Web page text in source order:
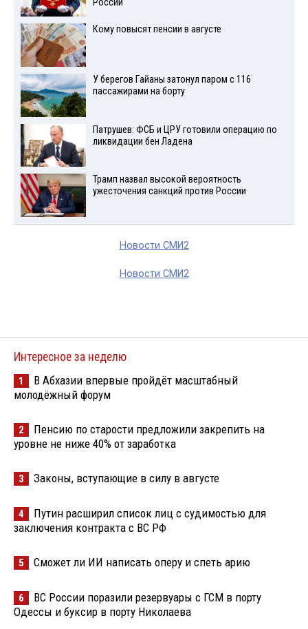
России
Кому повысят пенсии в августе
У берегов Гайаны затонул паром с 116
пассажирами на борту
Патрушев: ФСБ и ЦРУ готовили операцию по
ликвидации бен Ладена
Трамп назвал высокой вероятность
ужесточения санкций против России
Новости СМИ2
Новости СМИ2
Интересное за неделю
1
В Абхазии впервые пройдёт масштабный
молодёжный форум
2
Пенсию по старости предложили закрепить на
уровне не ниже 40% от заработка
3 Законы, вступающие в силу в августе
4
Путин расширил список лиц с судимостью для
заключения контракта с ВС РФ
5 Сможет ли ИИ написать оперу и спеть арию
6
ВС России поразили резервуары с ГСМ в порту
Одессы и буксир в порту Николаева